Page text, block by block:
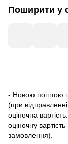
Поширити у
- Новою поштою
(при
оціночна
оціночну
замовлення).